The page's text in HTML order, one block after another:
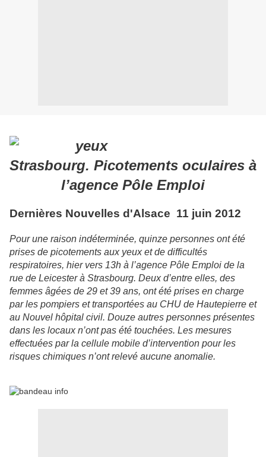
Strasbourg. Picotements oculaires à
l’agence Pôle Emploi
Dernières Nouvelles d'Alsace 11 juin 2012
Pour une raison indéterminée, quinze personnes ont été
prises de picotements aux yeux et de difficultés
respiratoires, hier vers 13h à l’agence Pôle Emploi de la
rue de Leicester à Strasbourg. Deux d’entre elles, des
femmes âgées de 29 et 39 ans, ont été prises en charge
par les pompiers et transportées au CHU de Hautepierre et
au Nouvel hôpital civil. Douze autres personnes présentes
dans les locaux n’ont pas été touchées. Les mesures
effectuées par la cellule mobile d’intervention pour les
risques chimiques n’ont relevé aucune anomalie.